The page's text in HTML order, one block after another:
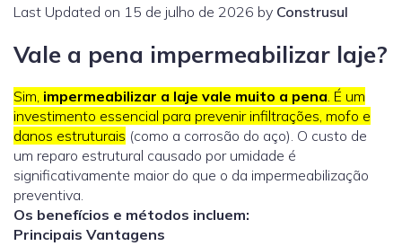
Last Updated on 15 de julho de 2026 by Construsul
Vale a pena impermeabilizar laje?
Sim, impermeabilizar a laje vale muito a pena . É um
investimento essencial para prevenir infiltrações, mofo e
danos estruturais (como a corrosão do aço). O custo de
um reparo estrutural causado por umidade é
significativamente maior do que o da impermeabilização
preventiva.
Os benefícios e métodos incluem:
Principais Vantagens